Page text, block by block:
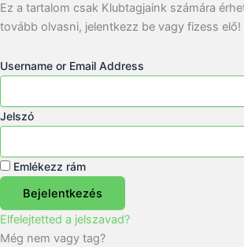
Ez a tartalom csak Klubtagjaink számára
tovább olvasni, jelentkezz be vagy fizess elő!
Username or Email Address
Jelszó
Emlékezz rám
Bejelentkezés
Elfelejtetted a jelszavad?
Még nem vagy tag?